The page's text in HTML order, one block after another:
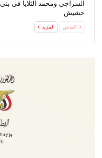
السراجي ومحمد الثلايا في بني
حشيش
السابق المزيد